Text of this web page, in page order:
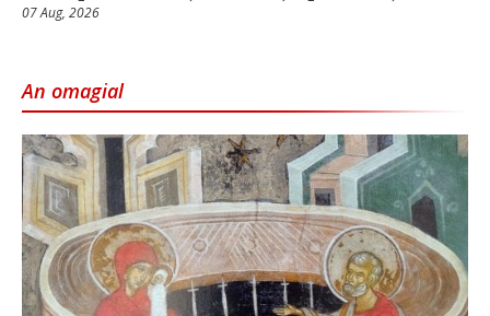
07 Aug, 2026
An omagial